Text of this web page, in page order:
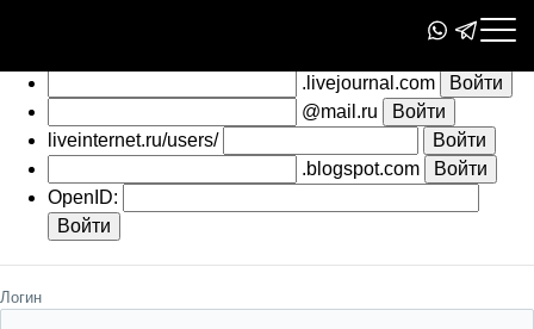
.livejournal.com
@mail.ru
liveinternet.ru/users/
.blogspot.com
OpenID:
Логин